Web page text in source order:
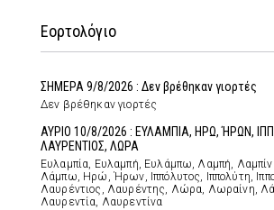
Εορτολόγιο
ΣΗΜΕΡΑ 9/8/2026 : Δεν βρέθηκαν γιορτές
Δεν βρέθηκαν γιορτές
ΑΥΡΙΟ 10/8/2026 : ΕΥΛΑΜΠΙΑ, ΗΡΩ, ΉΡΩΝ,
ΛΑΥΡΕΝΤΙΟΣ, ΛΩΡΑ
Ευλαμπία, Ευλαμπή, Ευλάμπω, Λαμπή,
Λάμπω, Ηρώ, Ήρων, Ιππόλυτος, Ιππολύτη,
Λαυρέντιος, Λαυρέντης, Λώρα, Λωραίνη,
Λαυρεντία, Λαυρεντίνα